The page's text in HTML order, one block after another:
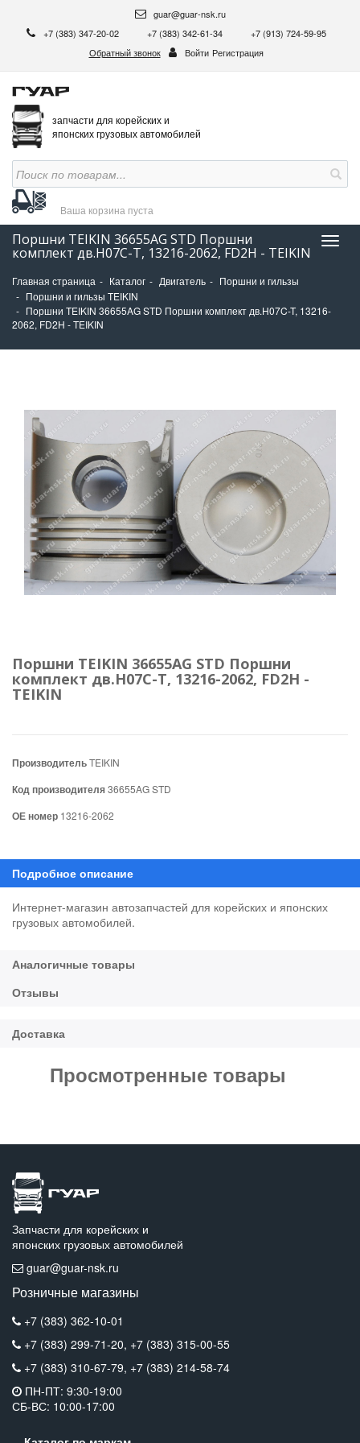
guar@guar-nsk.ru
+7 (383) 347-20-02
+7 (383) 342-61-34
+7 (913) 724-59-95
Обратный звонок
Войти Регистрация
запчасти для корейских и
японских грузовых автомобилей
Ваша корзина пуста
Поршни TEIKIN 36655AG STD Поршни
комплект дв.H07C-T, 13216-2062, FD2H - TEIKIN
Главная страница Каталог Двигатель
Поршни и гильзы
Поршни и гильзы TEIKIN
Поршни TEIKIN 36655AG STD Поршни комплект дв.H07C-T, 13216-
2062, FD2H - TEIKIN
Поршни TEIKIN 36655AG STD Поршни
комплект дв.H07C-T, 13216-2062, FD2H -
TEIKIN
ПроизводительTEIKIN
Код производителя36655AG STD
ОЕ номер 13216-2062
Интернет-магазин автозапчастей для корейских и японских
грузовых автомобилей.
Просмотренные товары
Запчасти для корейских и
японских грузовых автомобилей
guar@guar-nsk.ru
Розничные магазины
+7 (383) 362-10-01
+7 (383) 299-71-20, +7 (383) 315-00-55
+7 (383) 310-67-79, +7 (383) 214-58-74
ПН-ПТ: 9:30-19:00
СБ-ВС: 10:00-17:00